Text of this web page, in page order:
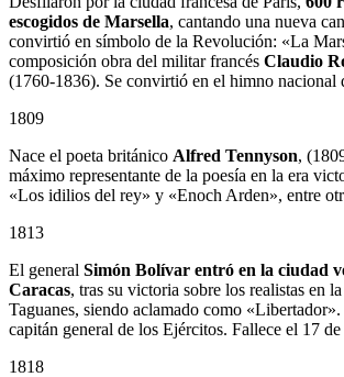
escogidos de Marsella, cantando una nueva
convirtió en símbolo de la Revolución: «La
composición obra del militar francés Claudio
(1760-1836). Se convirtió en el himno nacional
1809
Nace el poeta británico Alfred Tennyson,
máximo representante de la poesía en la era
«Los idilios del rey» y «Enoch Arden», entre
1813
El general Simón Bolívar entró en la ciudad
Caracas, tras su victoria sobre los realistas en
Taguanes, siendo aclamado como
capitán general de los Ejércitos. Fallece el 17
1818